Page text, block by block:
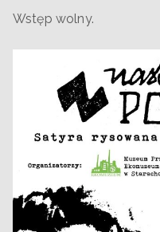
Wstęp wolny.